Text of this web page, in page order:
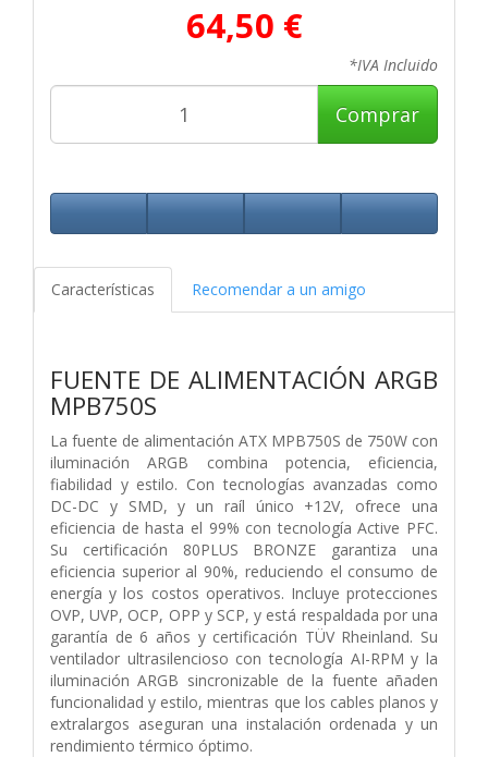
64,50 €
*IVA Incluido
Comprar
Características Recomendar a un amigo
FUENTE DE ALIMENTACIÓN ARGB
MPB750S
La fuente de alimentación ATX MPB750S de 750W con
iluminación ARGB combina potencia, eficiencia,
fiabilidad y estilo. Con tecnologías avanzadas como
DC-DC y SMD, y un raíl único +12V, ofrece una
eficiencia de hasta el 99% con tecnología Active PFC.
Su certificación 80PLUS BRONZE garantiza una
eficiencia superior al 90%, reduciendo el consumo de
energía y los costos operativos. Incluye protecciones
OVP, UVP, OCP, OPP y SCP, y está respaldada por una
garantía de 6 años y certificación TÜV Rheinland. Su
ventilador ultrasilencioso con tecnología AI-RPM y la
iluminación ARGB sincronizable de la fuente añaden
funcionalidad y estilo, mientras que los cables planos y
extralargos aseguran una instalación ordenada y un
rendimiento térmico óptimo.